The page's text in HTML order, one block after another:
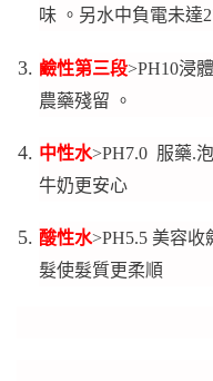
味 。 另水中負電未達
鹼性第三段>PH10浸
農藥殘留 。
中性水>PH7.0 服藥.
牛奶更安心
酸性水>PH5.5 美容收
髮使髮質更柔順